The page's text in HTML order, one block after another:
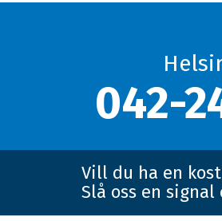
042-
Vill du ha en
Slå oss en